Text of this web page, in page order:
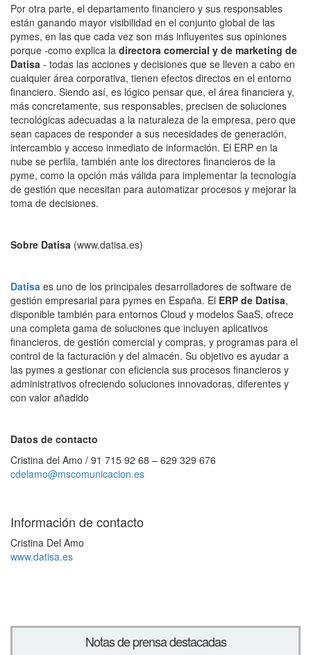
Por otra parte, el departamento financiero y sus responsables
están ganando mayor visibilidad en el conjunto global de las
pymes, en las que cada vez son más influyentes sus opiniones
porque -como explica la directora comercial y de marketing de
Datisa - todas las acciones y decisiones que se lleven a cabo en
cualquier área corporativa, tienen efectos directos en el entorno
financiero. Siendo así, es lógico pensar que, el área financiera y,
más concretamente, sus responsables, precisen de soluciones
tecnológicas adecuadas a la naturaleza de la empresa, pero que
sean capaces de responder a sus necesidades de generación,
intercambio y acceso inmediato de información. El ERP en la
nube se perfila, también ante los directores financieros de la
pyme, como la opción más válida para implementar la tecnología
de gestión que necesitan para automatizar procesos y mejorar la
toma de decisiones.
Sobre Datisa (www.datisa.es)
Datisa es uno de los principales desarrolladores de software de
gestión empresarial para pymes en España. El ERP de Datisa,
disponible también para entornos Cloud y modelos SaaS, ofrece
una completa gama de soluciones que incluyen aplicativos
financieros, de gestión comercial y compras, y programas para el
control de la facturación y del almacén. Su objetivo es ayudar a
las pymes a gestionar con eficiencia sus procesos financieros y
administrativos ofreciendo soluciones innovadoras, diferentes y
con valor añadido
Datos de contacto
Cristina del Amo / 91 715 92 68 – 629 329 676
cdelamo@mscomunicacion.es
Información de contacto
Cristina Del Amo
www.datisa.es
Notas de prensa destacadas